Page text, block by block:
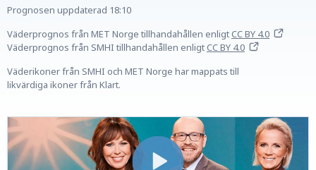
Prognosen uppdaterad 18:10
Väderprognos från MET Norge tillhandahållen enligtCC BY 4.0
Väderprognos från SMHI tillhandahållen enligtCC BY 4.0
Väderikoner från SMHI och MET Norge har mappats till
likvärdiga ikoner från Klart.